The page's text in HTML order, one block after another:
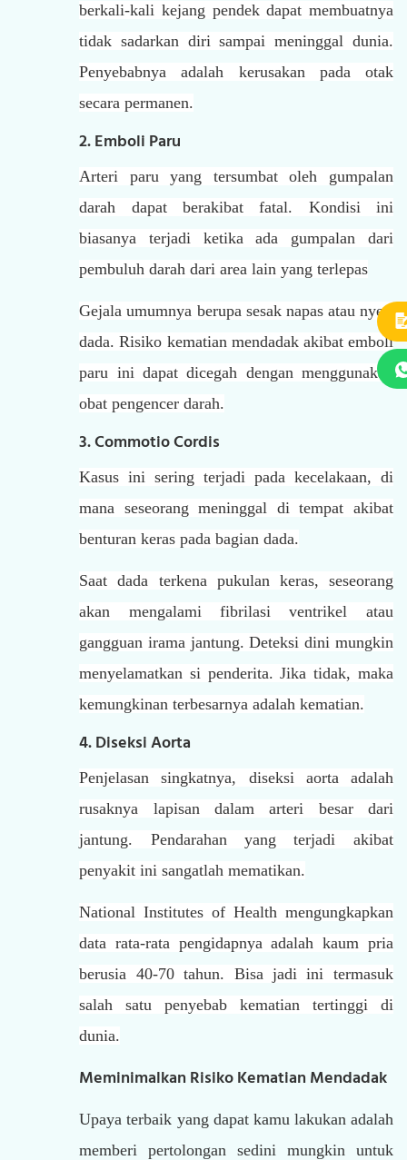
berkali-kali kejang pendek dapat membuatnya
tidak sadarkan diri sampai meninggal dunia.
Penyebabnya adalah kerusakan pada otak
secara permanen.
2. Emboli Paru
Arteri paru yang tersumbat oleh gumpalan
darah dapat berakibat fatal. Kondisi ini
biasanya terjadi ketika ada gumpalan dari
pembuluh darah dari area lain yang terlepas
Gejala umumnya berupa sesak napas atau nyeri
dada. Risiko kematian mendadak akibat emboli
paru ini dapat dicegah dengan menggunakan
obat pengencer darah.
3. Commotio Cordis
Kasus ini sering terjadi pada kecelakaan, di
mana seseorang meninggal di tempat akibat
benturan keras pada bagian dada.
Saat dada terkena pukulan keras, seseorang
akan mengalami fibrilasi ventrikel atau
gangguan irama jantung. Deteksi dini mungkin
menyelamatkan si penderita. Jika tidak, maka
kemungkinan terbesarnya adalah kematian.
4. Diseksi Aorta
Penjelasan singkatnya, diseksi aorta adalah
rusaknya lapisan dalam arteri besar dari
jantung. Pendarahan yang terjadi akibat
penyakit ini sangatlah mematikan.
National Institutes of Health mengungkapkan
data rata-rata pengidapnya adalah kaum pria
berusia 40-70 tahun. Bisa jadi ini termasuk
salah satu penyebab kematian tertinggi di
dunia.
Meminimalkan Risiko Kematian Mendadak
Upaya terbaik yang dapat kamu lakukan adalah
memberi pertolongan sedini mungkin untuk